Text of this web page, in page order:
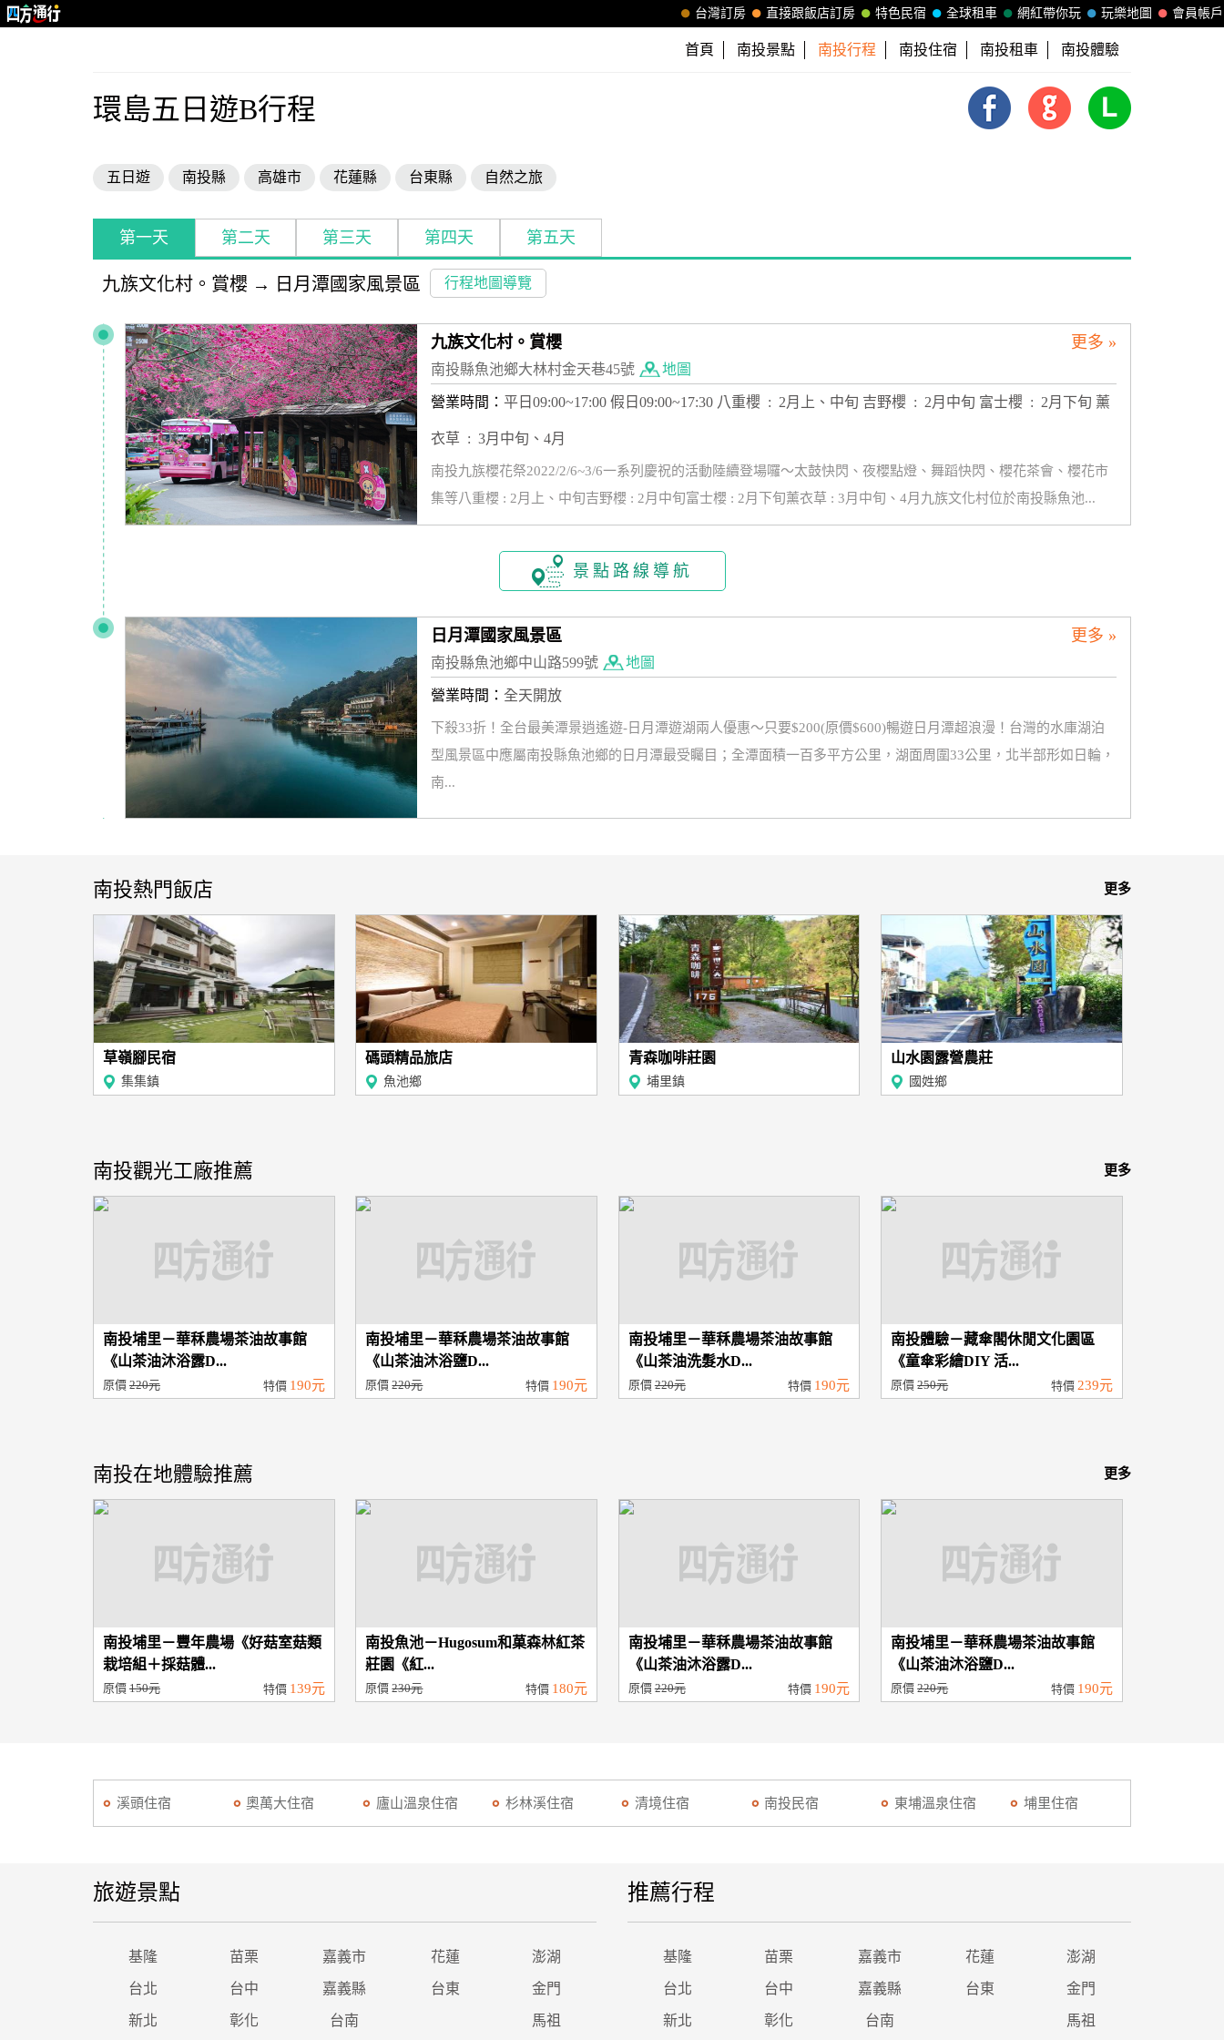
會員帳戶
玩樂地圖
網紅帶你玩
全球租車
特色民宿
直接跟飯店訂房
台灣訂房
首頁 南投景點 南投行程 南投住宿 南投租車 南投體驗
環島五日遊B行程
五日遊 南投縣 高雄市 花蓮縣 台東縣 自然之旅
第一天 第二天 第三天 第四天 第五天
九族文化村。賞櫻 → 日月潭國家風景區 行程地圖導覽
更多 »
九族文化村。賞櫻
南投縣魚池鄉大林村金天巷45號 地圖
營業時間： 平日09:00~17:00 假日09:00~17:30 八重櫻 : 2月上、中旬 吉野櫻 : 2月中旬 富士櫻 : 2月下旬 薰
衣草 : 3月中旬、4月
南投九族櫻花祭2022/2/6~3/6一系列慶祝的活動陸續登場囉～太鼓快閃、夜櫻點燈、舞蹈快閃、櫻花茶會、櫻花市
集等八重櫻 : 2月上、中旬吉野櫻 : 2月中旬富士櫻 : 2月下旬薰衣草 : 3月中旬、4月九族文化村位於南投縣魚池...
景點路線導航
更多 »
日月潭國家風景區
南投縣魚池鄉中山路599號 地圖
營業時間： 全天開放
下殺33折！全台最美潭景逍遙遊-日月潭遊湖兩人優惠～只要$200(原價$600)暢遊日月潭超浪漫！台灣的水庫湖泊
型風景區中應屬南投縣魚池鄉的日月潭最受矚目；全潭面積一百多平方公里，湖面周圍33公里，北半部形如日輪，
南...
更多
南投熱門飯店
草嶺腳民宿
集集鎮
碼頭精品旅店
魚池鄉
青森咖啡莊園
埔里鎮
山水園露營農莊
國姓鄉
更多
南投觀光工廠推薦
南投埔里－華秝農場茶油故事館
《山茶油沐浴露D...
原價 220元 特價 190元
南投埔里－華秝農場茶油故事館
《山茶油沐浴鹽D...
原價220元 特價 190元
南投埔里－華秝農場茶油故事館
《山茶油洗髮水D...
原價220元 特價 190元
南投體驗－藏傘閣休閒文化園區
《童傘彩繪DIY 活...
原價250元 特價 239元
更多
南投在地體驗推薦
南投埔里－豐年農場《好菇室菇類
栽培組＋採菇體...
原價 150元 特價 139元
南投魚池－Hugosum和菓森林紅茶
莊園《紅...
原價230元 特價 180元
南投埔里－華秝農場茶油故事館
《山茶油沐浴露D...
原價220元 特價 190元
南投埔里－華秝農場茶油故事館
《山茶油沐浴鹽D...
原價220元 特價 190元
溪頭住宿 奧萬大住宿 廬山溫泉住宿 杉林溪住宿 清境住宿 南投民宿 東埔溫泉住宿 埔里住宿
旅遊景點
基隆 苗栗 嘉義市 花蓮 澎湖
台北 台中 嘉義縣 台東 金門
新北 彰化 台南 馬祖
推薦行程
基隆 苗栗 嘉義市 花蓮 澎湖
台北 台中 嘉義縣 台東 金門
新北 彰化 台南 馬祖